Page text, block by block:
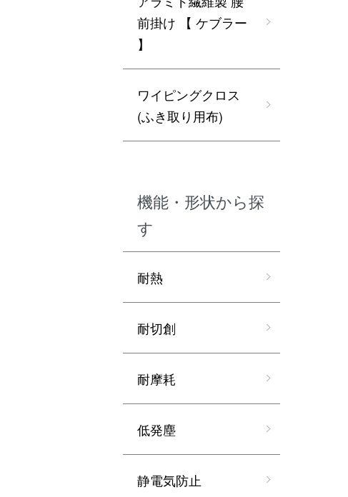
前掛け 【 ケブラー
】
ワイピングクロス
(ふき取り用布)
機能・形状から探
す
耐熱
耐切創
耐摩耗
低発塵
静電気防止